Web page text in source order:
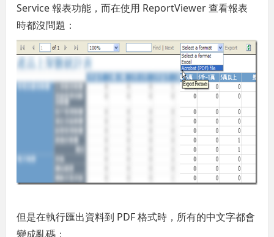
Service 報表功能，而在使用 ReportViewer 查看報表
時都沒問題：
但是在執行匯出資料到 PDF 格式時，所有的中文字都會
變成亂碼：